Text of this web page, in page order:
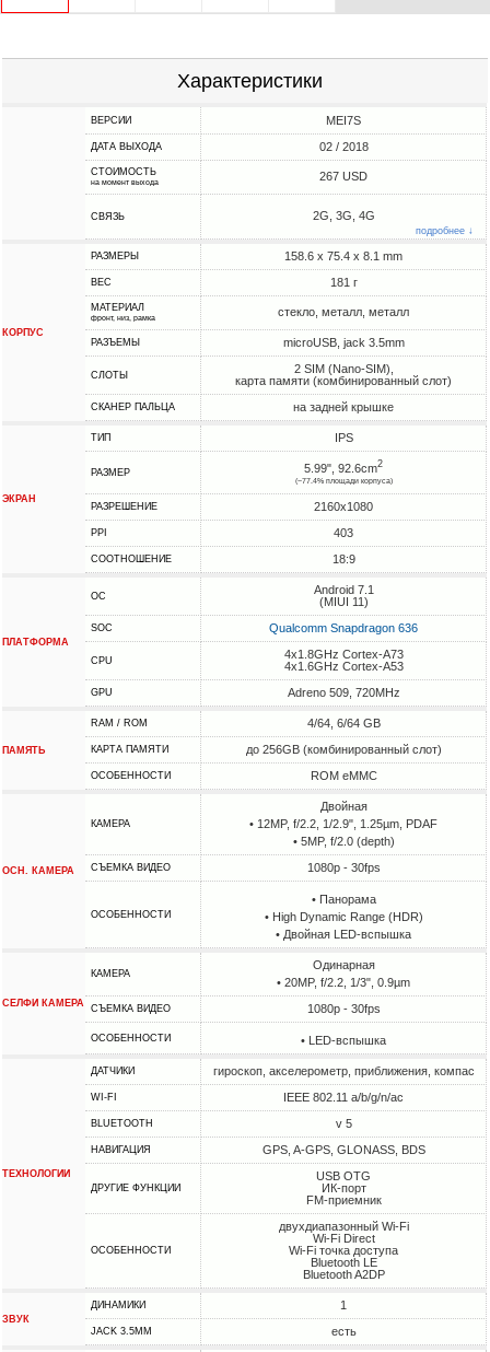
Характеристики
ВЕРСИИ MEI7S
ДАТА ВЫХОДА 02 / 2018
СТОИМОСТЬ
на момент выхода 267 USD
СВЯЗЬ 2G, 3G, 4G
подробнее ↓
КОРПУС
РАЗМЕРЫ 158.6 x 75.4 x 8.1 mm
ВЕС 181 г
МАТЕРИАЛ
фронт, низ, рамка стекло, металл, металл
РАЗЪЕМЫ microUSB, jack 3.5mm
СЛОТЫ
2 SIM (Nano-SIM),
карта памяти (комбинированный слот)
СКАНЕР ПАЛЬЦА на задней крышке
ЭКРАН
ТИП IPS
РАЗМЕР 5.99", 92.6cm2
(~77.4% площади корпуса)
РАЗРЕШЕНИЕ 2160x1080
PPI 403
СООТНОШЕНИЕ 18:9
ПЛАТФОРМА
ОС
Android 7.1
(MIUI 11)
SOC Qualcomm Snapdragon 636
CPU
4x1.8GHz Cortex-A73
4x1.6GHz Cortex-A53
GPU Adreno 509, 720MHz
ПАМЯТЬ
RAM / ROM 4/64, 6/64 GB
КАРТА ПАМЯТИ до 256GB (комбинированный слот)
ОСОБЕННОСТИ ROM eMMC
ОСН. КАМЕРА
КАМЕРА
Двойная
• 12MP, f/2.2, 1/2.9", 1.25µm, PDAF
• 5MP, f/2.0 (depth)
СЪЕМКА ВИДЕО 1080p - 30fps
ОСОБЕННОСТИ
• Панорама
• High Dynamic Range (HDR)
• Двойная LED-вспышка
СЕЛФИ КАМЕРА
КАМЕРА
Одинарная
• 20MP, f/2.2, 1/3", 0.9µm
СЪЕМКА ВИДЕО 1080p - 30fps
ОСОБЕННОСТИ • LED-вспышка
ТЕХНОЛОГИИ
ДАТЧИКИ гироскоп, акселерометр, приближения, компас
WI-FI IEEE 802.11 a/b/g/n/ac
BLUETOOTH v 5
НАВИГАЦИЯ GPS, A-GPS, GLONASS, BDS
ДРУГИЕ ФУНКЦИИ
USB OTG
ИК-порт
FM-приемник
ОСОБЕННОСТИ
двухдиапазонный Wi-Fi
Wi-Fi Direct
Wi-Fi точка доступа
Bluetooth LE
Bluetooth A2DP
ЗВУК
ДИНАМИКИ 1
JACK 3.5MM есть